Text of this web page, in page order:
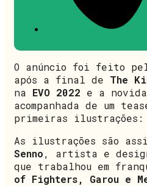
O anúncio foi feito
após a final de The
na EVO 2022 e a
acompanhada de um
primeiras ilustrações:
As ilustrações são
Senno, artista e
que trabalhou em
of Fighters, Garou e